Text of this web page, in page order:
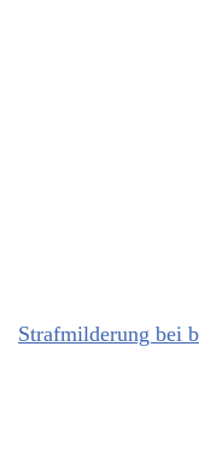
Strafmilderung bei